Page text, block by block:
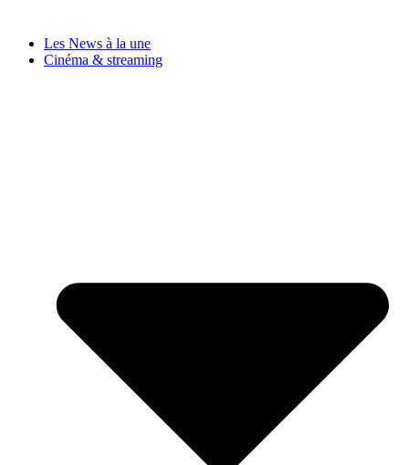
Les News à la une
Cinéma & streaming